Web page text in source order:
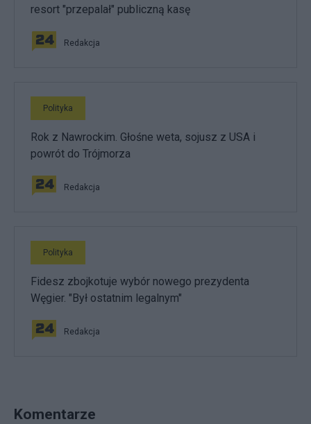
resort "przepalał" publiczną kasę
Redakcja
Polityka
Rok z Nawrockim. Głośne weta, sojusz z USA i
powrót do Trójmorza
Redakcja
Polityka
Fidesz zbojkotuje wybór nowego prezydenta
Węgier. "Był ostatnim legalnym"
Redakcja
Komentarze